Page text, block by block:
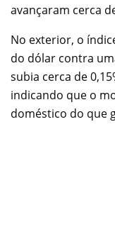
avançaram cerca
No exterior, o
do dólar contra
subia cerca de
indicando que o
doméstico do que